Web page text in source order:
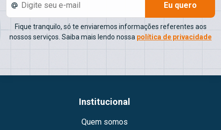
Eu quero
Fique tranquilo, só te enviaremos informações referentes aos
nossos serviços. Saiba mais lendo nossa política de privacidade
Institucional
Quem somos